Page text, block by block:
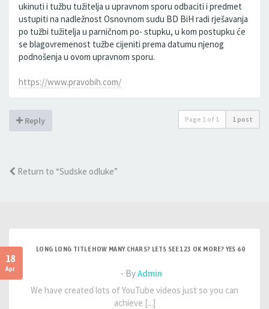
ukinuti i tužbu tužitelja u upravnom sporu odbaciti i predmet
ustupiti na nadležnost Osnovnom sudu BD BiH radi rješavanja
po tužbi tužitelja u parničnom po- stupku, u kom postupku će
se blagovremenost tužbe cijeniti prema datumu njenog
podnošenja u ovom upravnom sporu.
https://www.pravobih.com/
Reply Page 1 of 1 1 post
Return to “Sudske odluke”
18
Apr
LONG LONG TITLE HOW MANY CHARS? LETS SEE 123 OK MORE? YES 60
- ByAdmin
We have created lots of YouTube videos just so you can
achieve [...]